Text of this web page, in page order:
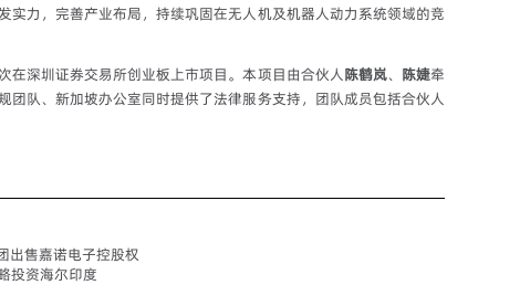
实力，完善产业布局，持续巩固在无人机及机器人动力系统领域的竞
在深圳证券交易所创业板上市项目。本项目由合伙人陈鹤岚、 陈婕牵
团队、新加坡办公室同时提供了法律服务支持，团队成员包括合伙人
出售嘉诺电子控股权
投资海尔印度